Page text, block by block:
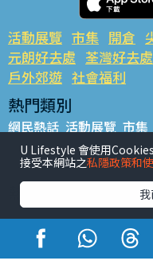
活動展覽 市集 開倉
元朗好去處 荃灣好去處
戶外郊遊 社會福利
熱門類別
網民熱話 活動展覽 市集
銅鑼灣好去處 元朗好去處
餐廳情報 戶外郊遊
熱門標籤
#UGO搵好去處 #人氣活
#親子玩樂好去處
#UJetso禮物放送
U Lifestyle 會使用
接受本網站之私隱政策和